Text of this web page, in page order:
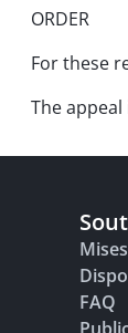
ORDER
For these
The
FAQ